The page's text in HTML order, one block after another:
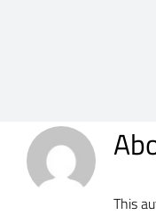
This